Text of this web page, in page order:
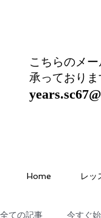
こちらのメ
承っておりま
Home レッ
全ての記事 今すぐ